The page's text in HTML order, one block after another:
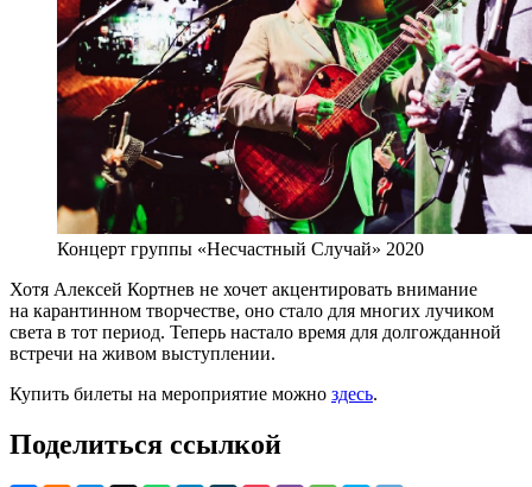
Концерт группы «Несчастный Случай» 2020
Хотя Алексей Кортнев не хочет акцентировать внимание
на карантинном творчестве, оно стало для многих лучиком
света в тот период. Теперь настало время для долгожданной
встречи на живом выступлении.
Купить билеты на мероприятие можно здесь.
Поделиться ссылкой